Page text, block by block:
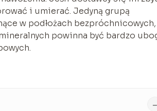
i umierać. Jedyną grupą
w podłożach bezpróchnicowych,
powinna być bardzo